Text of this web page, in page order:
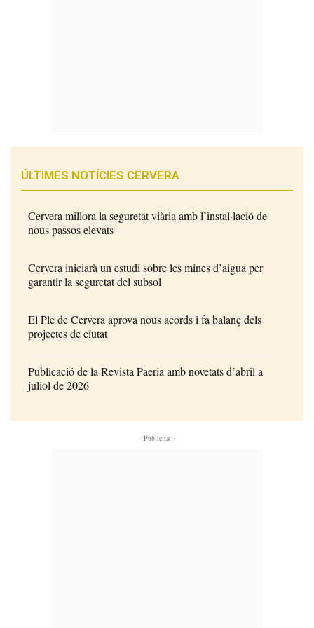
ÚLTIMES NOTÍCIES CERVERA
Cervera millora la seguretat viària amb l’instal·lació de
nous passos elevats
Cervera iniciarà un estudi sobre les mines d’aigua per
garantir la seguretat del subsol
El Ple de Cervera aprova nous acords i fa balanç dels
projectes de ciutat
Publicació de la Revista Paeria amb novetats d’abril a
juliol de 2026
- Publicitat -